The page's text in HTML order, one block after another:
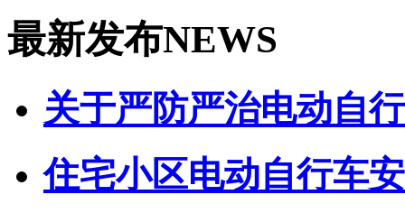
最新发布NEWS
关于严防严治电动自
住宅小区电动自行车